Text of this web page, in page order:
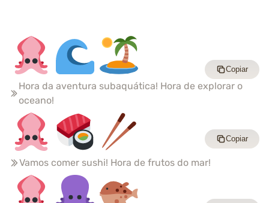
Hora da aventura subaquática! Hora de explorar o
oceano!
Copiar
Vamos comer sushi! Hora de frutos do mar!
Copiar